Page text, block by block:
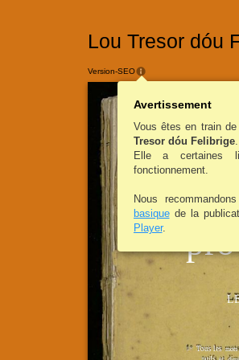
Lou Tresor dóu
1° Tous les mots
Version-SEO
Avertissement
Vous êtes en train
Tresor dóu Felibrige.
Elle a certaines
fonctionnement.
Nous
basiquede la
Player.